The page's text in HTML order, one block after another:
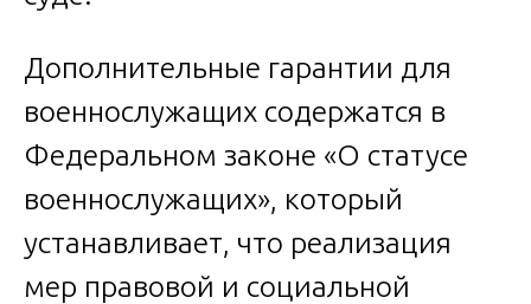
Дополнительные гарантии для
военнослужащих содержатся в
Федеральном законе «О статусе
военнослужащих», который
устанавливает, что реализация
мер правовой и социальной